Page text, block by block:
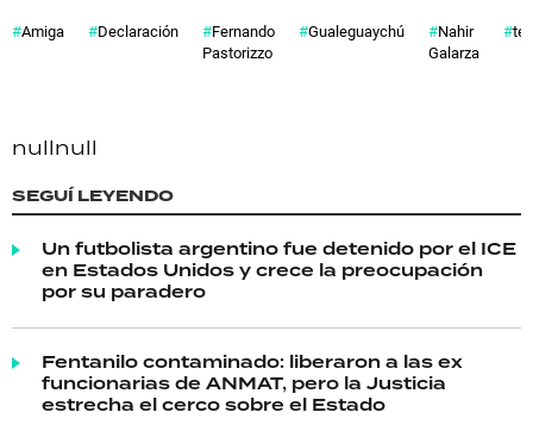
Amiga Declaración
Fernando
Pastorizzo
Gualeguaychú
Nahir
Galarza
nullnull
SEGUÍ LEYENDO
Un futbolista argentino fue detenido por el ICE
en Estados Unidos y crece la preocupación
por su paradero
Fentanilo contaminado: liberaron a las ex
funcionarias de ANMAT, pero la Justicia
estrecha el cerco sobre el Estado